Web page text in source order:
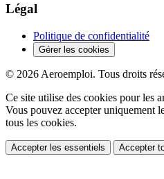
Légal
Politique de confidentialité
Gérer les cookies
© 2026 Aeroemploi. Tous droits
Ce site utilise des cookies pour les
Vous pouvez accepter uniquement
tous les cookies.
Accepter les essentiels Accepter